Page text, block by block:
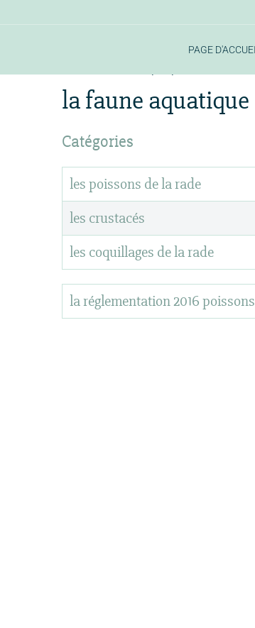
PAGE
la faune aquatique
Catégories
les poissons de la rade
les crustacés
les coquillages de la rade
la réglementation 2016